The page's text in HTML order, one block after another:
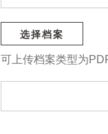
选择档案
可上传档案类型为